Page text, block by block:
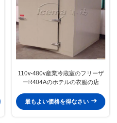
110v-480v産業冷蔵室のフリーザ
ーR404Aのホテルの衣服の店
最もよい価格を得なさい